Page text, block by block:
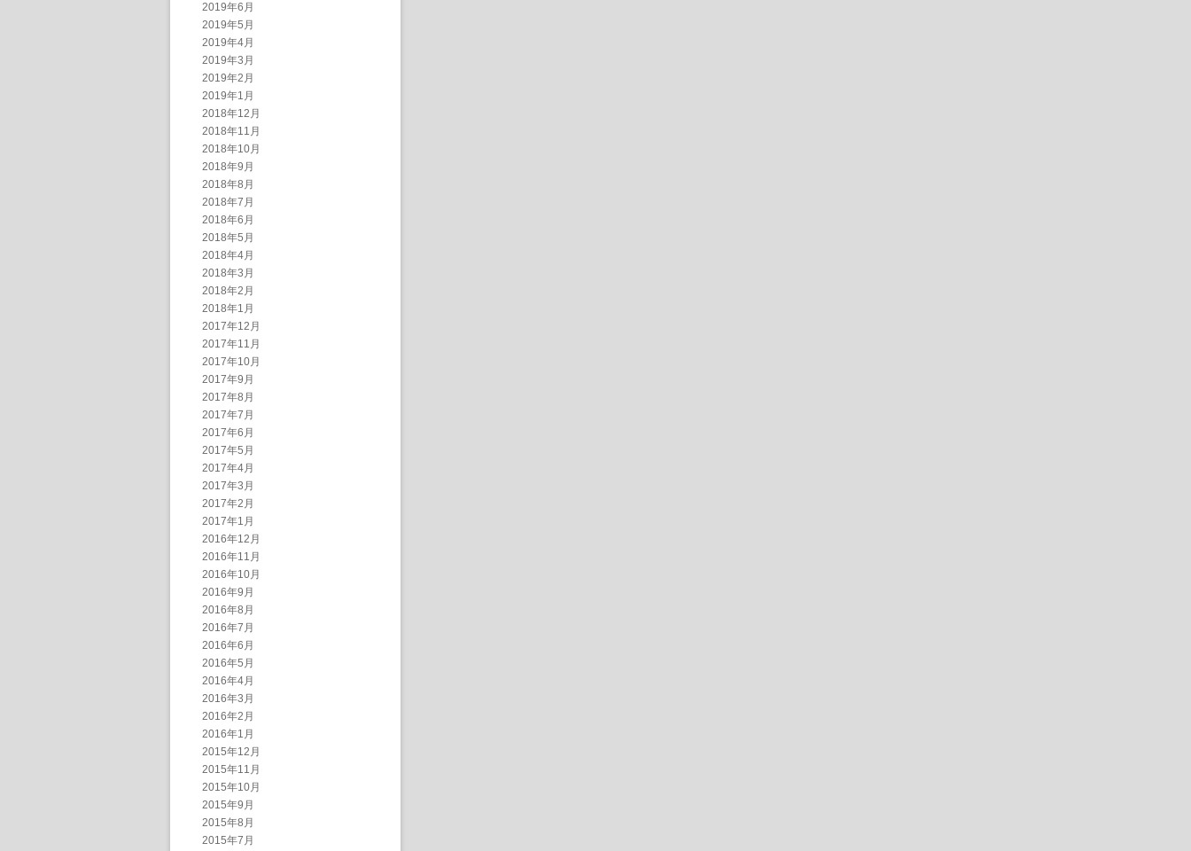
2019年6月
2019年5月
2019年4月
2019年3月
2019年2月
2019年1月
2018年12月
2018年11月
2018年10月
2018年9月
2018年8月
2018年7月
2018年6月
2018年5月
2018年4月
2018年3月
2018年2月
2018年1月
2017年12月
2017年11月
2017年10月
2017年9月
2017年8月
2017年7月
2017年6月
2017年5月
2017年4月
2017年3月
2017年2月
2017年1月
2016年12月
2016年11月
2016年10月
2016年9月
2016年8月
2016年7月
2016年6月
2016年5月
2016年4月
2016年3月
2016年2月
2016年1月
2015年12月
2015年11月
2015年10月
2015年9月
2015年8月
2015年7月